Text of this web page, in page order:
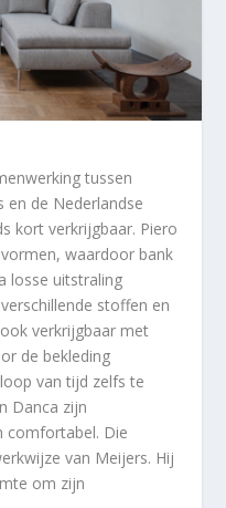
tussen
en de Nederlandse
kort verkrijgbaar. Piero
waardoor bank
losse uitstraling
stoffen en
verkrijgbaar met
de bekleding
van tijd zelfs te
Danca zijn
comfortabel. Die
van Meijers. Hij
om zijn